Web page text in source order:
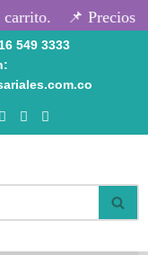
📌 Precios
549 3333